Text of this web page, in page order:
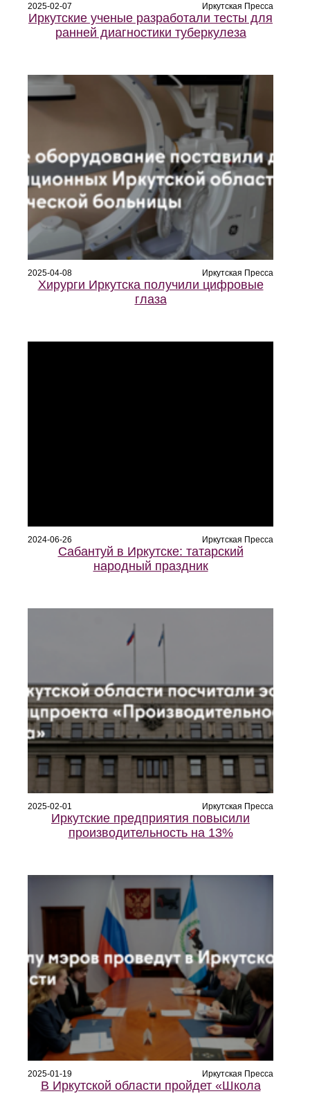
2025-02-07 Иркутская Пресса
Иркутские ученые разработали тесты для
ранней диагностики туберкулеза
2025-04-08 Иркутская Пресса
Хирурги Иркутска получили цифровые
глаза
2024-06-26 Иркутская Пресса
Сабантуй в Иркутске: татарский
народный праздник
2025-02-01 Иркутская Пресса
Иркутские предприятия повысили
производительность на 13%
2025-01-19 Иркутская Пресса
В Иркутской области пройдет «Школа